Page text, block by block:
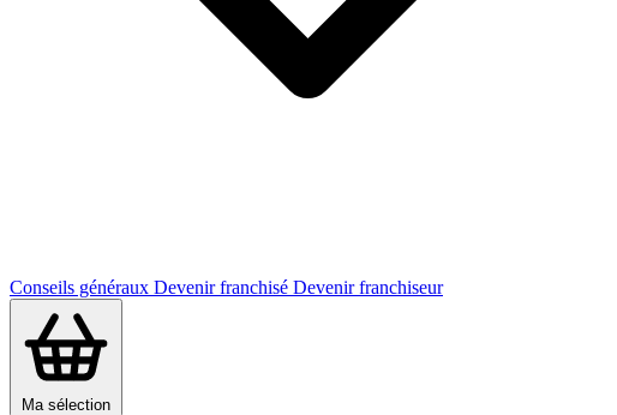
Conseils généraux Devenir franchisé Devenir franchiseur
Ma sélection